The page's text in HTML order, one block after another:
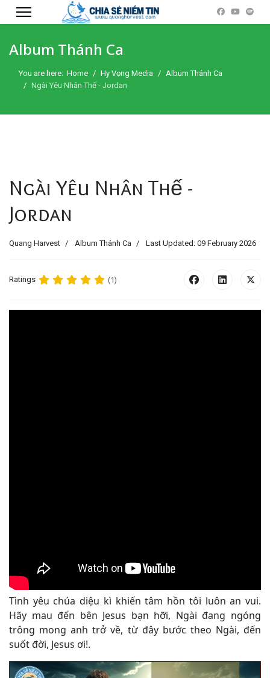
Album Thánh Ca
You are here: Home Hy Vọng Media
Album Thánh Ca
Ngài Yêu Nhân Thế - Jordan
Ngài Yêu Nhân Thế -
Jordan
Quang Harvest Album Thánh Ca Last Updated: 09 February 2026
Ratings (1)
Tình yêu chúa diệu kì khiến tâm hồn tôi luôn an vui.
Hãy mau đến bên Jesus bạn hỡi, Ngài đang ngóng
trông mong anh trở về, từ đây bước theo Ngài, đến
suốt đời, Jesus ơi!.